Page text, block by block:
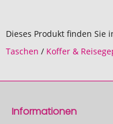
Dieses Produkt finden Sie
Taschen / Koffer &
Informationen